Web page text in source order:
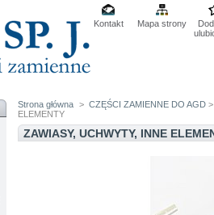
Kontakt Mapa strony
Strona główna > CZĘŚCI ZAMIENNE DO AGD
ELEMENTY
ZAWIASY, UCHWYTY, INNE